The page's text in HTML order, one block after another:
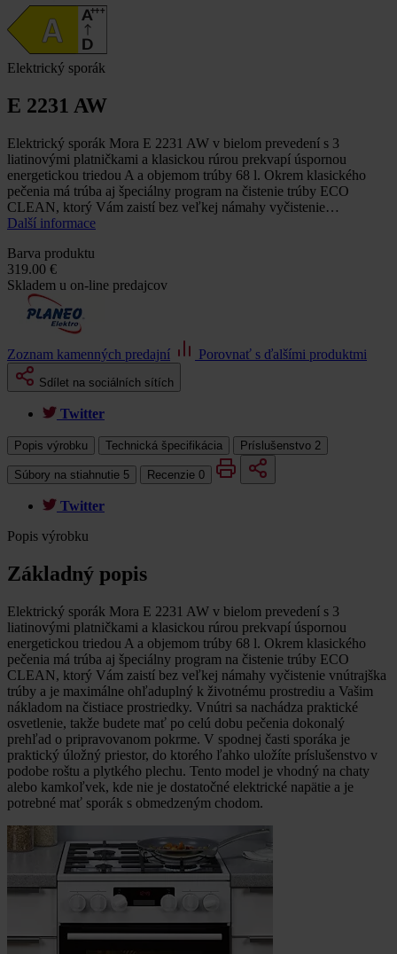
Elektrický sporák
E 2231 AW
Elektrický sporák Mora E 2231 AW v bielom prevedení s 3
liatinovými platničkami a klasickou rúrou prekvapí úspornou
energetickou triedou A a objemom trúby 68 l. Okrem klasického
pečenia má trúba aj špeciálny program na čistenie trúby ECO
CLEAN, ktorý Vám zaistí bez veľkej námahy vyčistenie…
Další informace
Barva produktu
319.00 €
Skladem u on-line predajcov
Zoznam kamenných predajní Porovnať s ďalšími produktmi
Sdílet na sociálních sítích
Twitter
Popis výrobku Technická špecifikácia Príslušenstvo 2
Súbory na stiahnutie 5 Recenzie 0
Twitter
Popis výrobku
Základný popis
Elektrický sporák Mora E 2231 AW v bielom prevedení s 3
liatinovými platničkami a klasickou rúrou prekvapí úspornou
energetickou triedou A a objemom trúby 68 l. Okrem klasického
pečenia má trúba aj špeciálny program na čistenie trúby ECO
CLEAN, ktorý Vám zaistí bez veľkej námahy vyčistenie vnútrajška
trúby a je maximálne ohľaduplný k životnému prostrediu a Vašim
nákladom na čistiace prostriedky. Vnútri sa nachádza praktické
osvetlenie, takže budete mať po celú dobu pečenia dokonalý
prehľad o pripravovanom pokrme. V spodnej časti sporáka je
praktický úložný priestor, do ktorého ľahko uložíte príslušenstvo v
podobe roštu a plytkého plechu. Tento model je vhodný na chaty
alebo kamkoľvek, kde nie je dostatočné elektrické napätie a je
potrebné mať sporák s obmedzeným chodom.